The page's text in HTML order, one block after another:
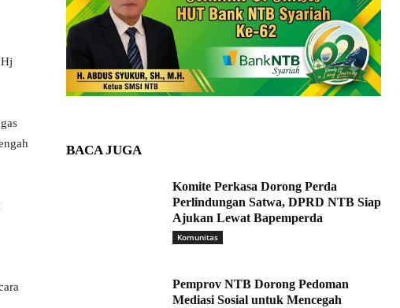
BACA JUGA
Komite Perkasa Dorong Perda
Perlindungan Satwa, DPRD NTB Siap
Ajukan Lewat Bapemperda
Komunitas
Pemprov NTB Dorong Pedoman
Mediasi Sosial untuk Mencegah